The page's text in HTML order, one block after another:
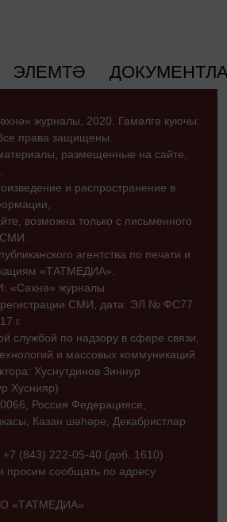
ЭЛЕМТӘ
журналы, 2020. Гамәлгә куючы:
права защищены.
размещенные на сайте,
и распространение в
возможна только с письменного
СМИ.
агентства по печати и
«ТАТМЕДИА».
«Сәхнә» журналы
регистрации СМИ, дата: ЭЛ № ФС77
г.
службой по надзору в сфере связи,
и массовых коммуникаций
Хуснутдинов Зиннур
Хуснияр)
Россия Федерациясе,
Казан шәһәре, Декабристлар
(843) 222-05-40 (доб. 1610)
просим сообщать по адресу
«ТАТМЕДИА»